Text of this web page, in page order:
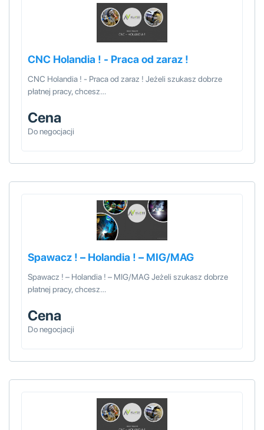
CNC Holandia ! - Praca od zaraz !
CNC Holandia ! - Praca od zaraz ! Jeżeli szukasz dobrze
płatnej pracy, chcesz…
Cena
Do negocjacji
Spawacz ! – Holandia ! – MIG/MAG
Spawacz ! – Holandia ! – MIG/MAG Jeżeli szukasz dobrze
płatnej pracy, chcesz…
Cena
Do negocjacji